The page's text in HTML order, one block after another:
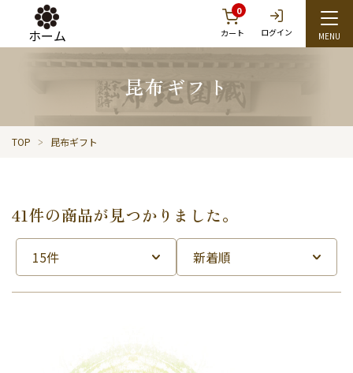
ホーム
0
カート ログイン
昆布ギフト
TOP 昆布ギフト
41件の商品が見つかりました。